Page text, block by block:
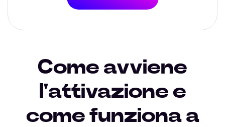
Come avviene
l'attivazione e
come funziona a